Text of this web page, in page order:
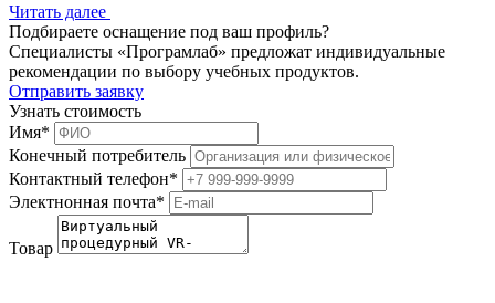
Читать далее
Подбираете оснащение под ваш профиль?
Специалисты «Програмлаб» предложат индивидуальные
рекомендации по выбору учебных продуктов.
Отправить заявку
Узнать стоимость
Имя*
Конечный потребитель
Контактный телефон*
Электнонная почта*
Товар